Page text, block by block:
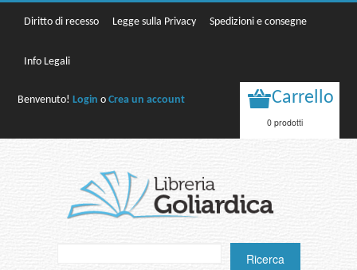
Diritto di recesso Legge sulla Privacy Spedizioni e consegne
Info Legali
Benvenuto!Login oCrea un account Carrello
0 prodotti